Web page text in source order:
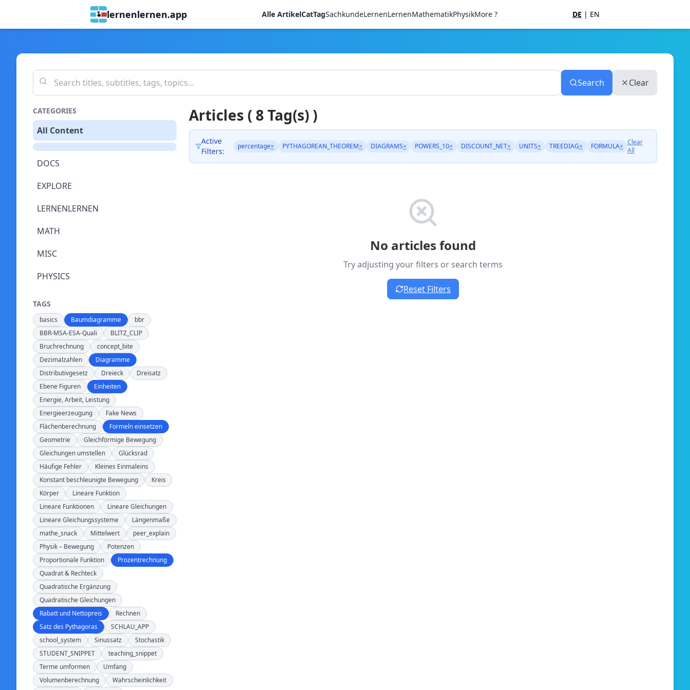
lernenlernen.app Alle ArtikelCatTagSachkundeLernenLernenMathematikPhysikMore ? DE | EN
Search Clear
CATEGORIES
All Content
DOCS
EXPLORE
LERNENLERNEN
MATH
MISC
PHYSICS
TAGS
basics Baumdiagramme
bbr
BBR-MSA-ESA-Quali
BLITZ_CLIP
Bruchrechnung
concept_bite
Dezimalzahlen
Diagramme
Distributivgesetz
Dreieck
Dreisatz
Ebene Figuren
Einheiten
Energie, Arbeit, Leistung
Energieerzeugung
Fake News
Flächenberechnung
Formeln einsetzen
Geometrie
Gleichförmige Bewegung
Gleichungen umstellen
Glücksrad
Häufige Fehler
Kleines Einmaleins
Konstant beschleunigte Bewegung
Kreis
Körper
Lineare Funktion
Lineare Funktionen
Lineare Gleichungen
Lineare Gleichungssysteme
Längenmaße
mathe_snack
Mittelwert
peer_explain
Physik – Bewegung
Potenzen
Proportionale Funktion
Prozentrechnung
Quadrat & Rechteck
Quadratische Ergänzung
Quadratische Gleichungen
Rabatt und Nettopreis
Rechnen
Satz des Pythagoras
SCHLAU_APP
school_system
Sinussatz
Stochastik
STUDENT_SNIPPET
teaching_snippet
Terme umformen
Umfang
Volumenberechnung
Wahrscheinlichkeit
Articles ( 8 Tag(s) )
Active
Filters:
percentage× PYTHAGOREAN_THEOREM× DIAGRAMS× POWERS_10× DISCOUNT_NET× UNITS× TREEDIAG× FORMULA× Clear
All
No articles found
Try adjusting your filters or search terms
Reset Filters